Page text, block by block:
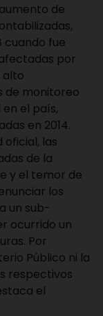
de
cuando fue
por
alto
de monitoreo
el país,
en 2014.
las
de la
y el temor de
los
un sub-
ocurrido un
Por
Público ni la
respectivos
el